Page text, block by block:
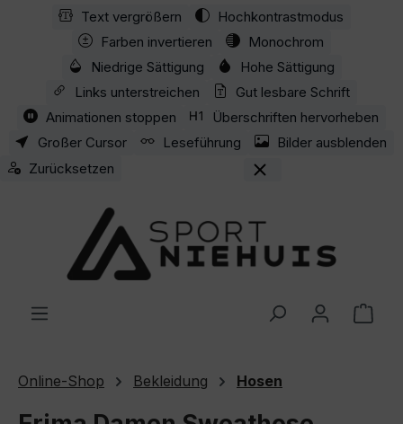
Zum Hauptinhalt springen
Text vergrößern
Hochkontrastmodus
Farben invertieren
Monochrom
Niedrige Sättigung
Hohe Sättigung
Links unterstreichen
Gut lesbare Schrift
Animationen stoppen
Überschriften hervorheben
Großer Cursor
Leseführung
Bilder ausblenden
Zurücksetzen
Online-Shop Bekleidung Hosen